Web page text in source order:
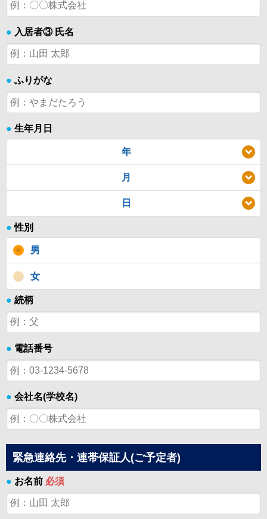
● 入居者③ 氏名
● ふりがな
● 生年月日
年
月
日
● 性別
男
女
● 続柄
● 電話番号
● 会社名(学校名)
緊急連絡先・連帯保証人(ご予定者)
● お名前 必須